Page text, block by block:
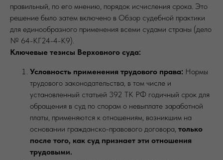
правильный, по его мнению, порядок исчисления срока. Это
решение было затем включено в Обзор судебной практики
для единообразного применения всеми судами страны (дело
№ 64-КГ24-4-К9).
Ключевые тезисы Верховного суда:
Условность применения трудового права: Нормы
трудового законодательства, в том числе и
установленный статьей 392 ТК РФ годичный срок для
обращения в суд по спорам о невыплате заработной
платы, применяются к отношениям, возникшим на
основании гражданско-правового договора, только
после того, как суд признает эти отношения
трудовыми.